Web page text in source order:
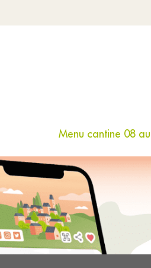
Menu cantine 08